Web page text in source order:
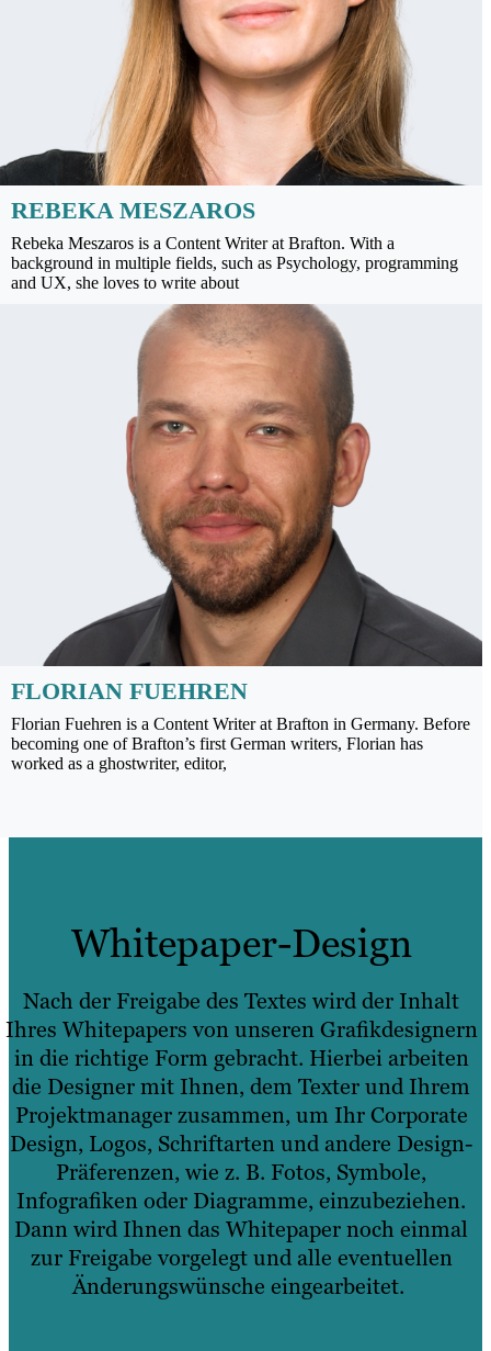
REBEKA MESZAROS
Rebeka Meszaros is a Content Writer at Brafton. With a
background in multiple fields, such as Psychology, programming
and UX, she loves to write about
FLORIAN FUEHREN
Florian Fuehren is a Content Writer at Brafton in Germany. Before
becoming one of Brafton’s first German writers, Florian has
worked as a ghostwriter, editor,
Whitepaper-Design
Nach der Freigabe des Textes wird der Inhalt
Ihres Whitepapers von unseren Grafikdesignern
in die richtige Form gebracht. Hierbei arbeiten
die Designer mit Ihnen, dem Texter und Ihrem
Projektmanager zusammen, um Ihr Corporate
Design, Logos, Schriftarten und andere Design-
Präferenzen, wie z. B. Fotos, Symbole,
Infografiken oder Diagramme, einzubeziehen.
Dann wird Ihnen das Whitepaper noch einmal
zur Freigabe vorgelegt und alle eventuellen
Änderungswünsche eingearbeitet.